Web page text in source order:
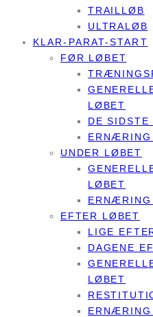
TRAILLØB
ULTRALØB
KLAR-PARAT-START
FØR LØBET
LØBET
DE
UNDER LØBET
LØBET
EFTER LØBET
LIGE
DAGENE
LØBET